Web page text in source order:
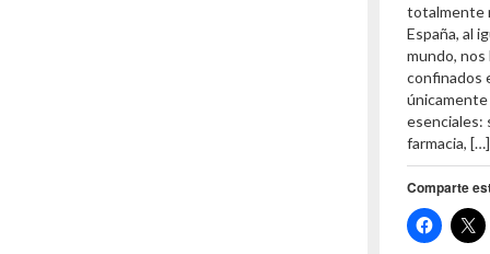
totalmente
España, al
mundo,
confinados
únicamente
esenciales:
farmacia, […]
Comparte